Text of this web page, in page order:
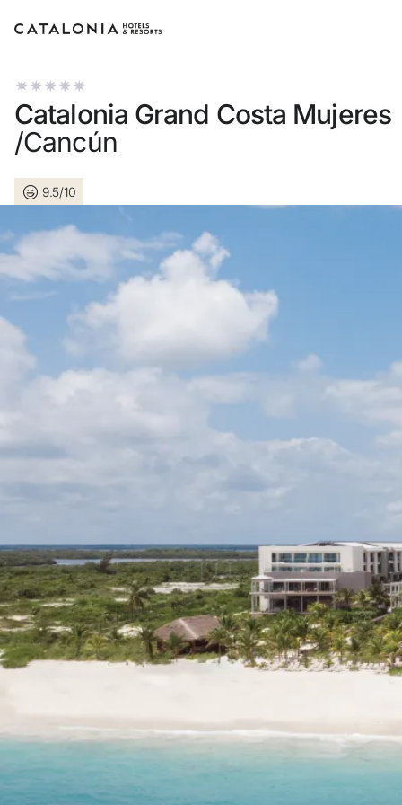
Catalonia Grand Costa Mujeres
/Cancún
9.5/10